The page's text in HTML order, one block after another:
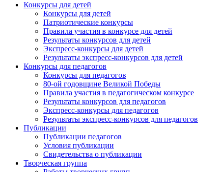
Конкурсы для детей
Конкурсы для детей
Патриотические конкурсы
Правила участия в конкурсе для детей
Результаты конкурсов для детей
Экспресс-конкурсы для детей
Результаты экспресс-конкурсов для детей
Конкурсы для педагогов
Конкурсы для педагогов
80-ой годовщине Великой Победы
Правила участия в педагогическом конкурсе
Результаты конкурсов для педагогов
Экспресс-конкурсы для педагогов
Результаты экспресс-конкурсов для педагогов
Публикации
Публикации педагогов
Условия публикации
Свидетельства о публикации
Творческая группа